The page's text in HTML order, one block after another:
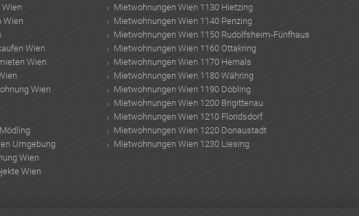
Wien
Wien
Wien
Wien
Wien
Umgebung
Wien
Wien
Mietwohnungen Wien 1130 Hietzing
Mietwohnungen Wien 1140 Penzing
Mietwohnungen Wien 1150 Rudolfsheim-Fünfhaus
Mietwohnungen Wien 1160 Ottakring
Mietwohnungen Wien 1170 Hernals
Mietwohnungen Wien 1180 Währing
Mietwohnungen Wien 1190 Döbling
Mietwohnungen Wien 1200 Brigittenau
Mietwohnungen Wien 1210 Floridsdorf
Mietwohnungen Wien 1220 Donaustadt
Mietwohnungen Wien 1230 Liesing